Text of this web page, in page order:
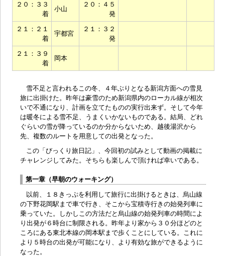
２０：３３
着
小山
２０：４５
発
２１：２１
着
宇都宮
２１：３２
発
２１：３９
着
岡本
雪不足と言われるこの冬、４年ぶりとなる新潟方面への雪見
旅に出掛けた。昨年は豪雪のため新潟県内のローカル線が相次
いで不通になり、計画を立てたものの実行出来ず。そして今年
は暖冬による雪不足、うまくいかないものである。結局、どれ
ぐらいの雪が降っているのか分からないため、越後湯沢から
先、複数のルートを用意しての出発となった。
この「びっくり旅日記」、今回初の試みとして動画の掲載に
チャレンジしてみた。そちらも楽しんで頂ければ幸いである。
第一章（早朝のウォーキング）
以前、１８きっぷを利用して旅行に出掛けるときは、烏山線
の下野花岡駅まで車で行き、そこから宝積寺行きの始発列車に
乗っていた。しかしこの方法だと烏山線の始発列車の時間によ
り出発が６時台に制限される。昨年より家から３０分ほどのと
ころにある東北本線の岡本駅まで歩くことにしている。これに
より５時台の出発が可能になり、より有効な旅ができるように
なった。